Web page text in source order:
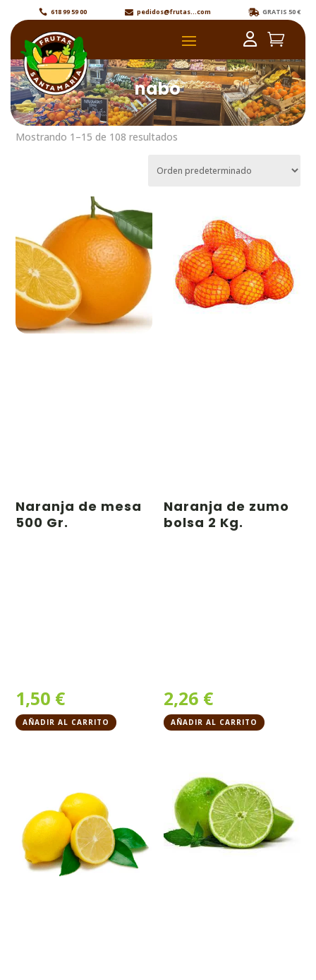
 618 99 59 00  pedidos@frutas...com  GRATIS 50 €
nabo
Mostrando 1–15 de 108 resultados
Naranja de mesa
500 Gr.
1,50 €
AÑADIR AL CARRITO
Naranja de zumo
bolsa 2 Kg.
2,26 €
AÑADIR AL CARRITO